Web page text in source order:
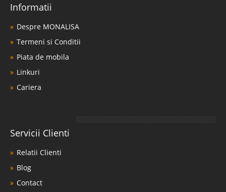
Informatii
Despre MONALISA
Termeni si Conditii
Piata de mobila
Linkuri
Cariera
Servicii Clienti
Relatii Clienti
Blog
Contact